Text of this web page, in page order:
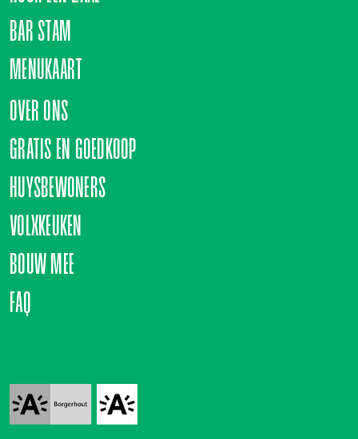
BAR STAM
MENUKAART
OVER ONS
GRATIS EN GOEDKOOP
HUYSBEWONERS
VOLXKEUKEN
BOUW MEE
FAQ